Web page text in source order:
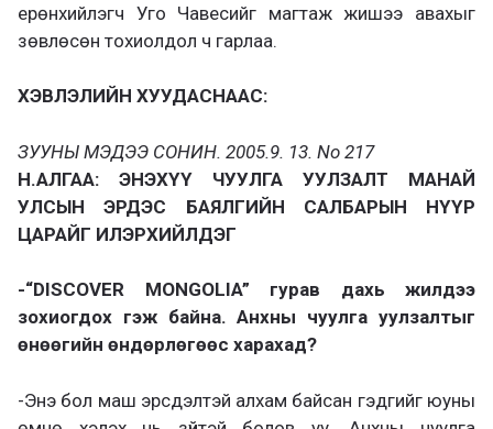
ерөнхийлэгч Уго Чавесийг магтаж жишээ авахыг
зөвлөсөн тохиолдол ч гарлаа.
ХЭВЛЭЛИЙН ХУУДАСНААС:
ЗУУНЫ МЭДЭЭ СОНИН. 2005.9. 13. No 217
Н.АЛГАА: ЭНЭХҮҮ ЧУУЛГА УУЛЗАЛТ МАНАЙ
УЛСЫН ЭРДЭС БАЯЛГИЙН САЛБАРЫН НҮҮР
ЦАРАЙГ ИЛЭРХИЙЛДЭГ
-“DISCOVER MONGOLIA” гурав дахь жилдээ
зохиогдох гэж байна. Анхны чуулга уулзалтыг
өнөөгийн өндөрлөгөөс харахад?
-Энэ бол маш эрсдэлтэй алхам байсан гэдгийг юуны